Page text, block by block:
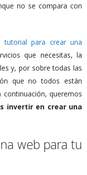
no se compara con
tutorial para crear una
que necesitas, la
y, por sobre todas las
que no todos están
queremos
invertir en crear una
web para tu